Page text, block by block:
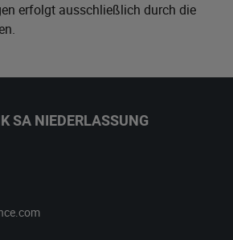
erfolgt ausschließlich durch die
SA NIEDERLASSUNG